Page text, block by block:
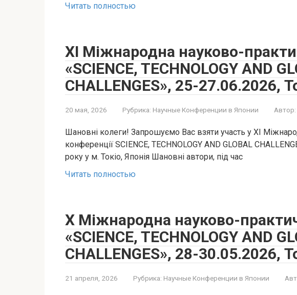
Читать полностью
XI Міжнародна науково-
«SCIENCE, TECHNOLOGY AND
CHALLENGES», 25-27.06.2026,
20 мая, 2026 Рубрика: Научные Конференции в Японии Автор:
Шановні колеги! Запрошуємо Вас взяти участь у XI
конференції SCIENCE, TECHNOLOGY AND GLOBAL
року у м. Токіо, Японія Шановні автори, під час
Читать полностью
X Міжнародна науково-
«SCIENCE, TECHNOLOGY AND
CHALLENGES», 28-30.05.2026,
21 апреля, 2026 Рубрика: Научные Конференции в Японии